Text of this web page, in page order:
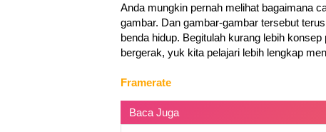
Anda mungkin pernah melihat bagaimana
gambar. Dan gambar-gambar tersebut
benda hidup. Begitulah kurang lebih
bergerak, yuk kita pelajari lebih lengkap
Framerate
Baca Juga